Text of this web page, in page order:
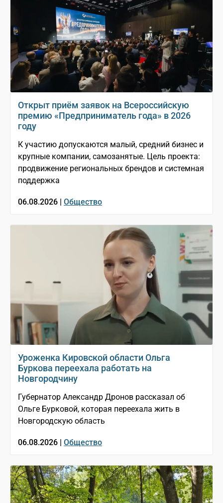
Открыт приём заявок на Всероссийскую
премию «Предприниматель года» в 2026
году
К участию допускаются малый, средний бизнес и
крупные компании, самозанятые. Цель проекта:
продвижение региональных брендов и системная
поддержка
06.08.2026 | Общество
Уроженка Кировской области Ольга
Буркова переехала работать на
Новгородчину
Губернатор Александр Дронов рассказал об
Ольге Бурковой, которая переехала жить в
Новгородскую область
06.08.2026 | Общество